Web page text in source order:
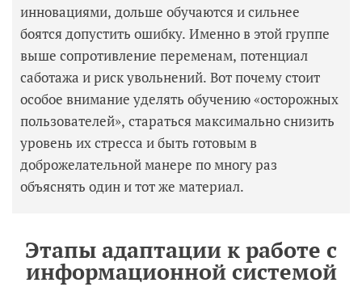
инновациями, дольше обучаются и сильнее
боятся допустить ошибку. Именно в этой группе
выше сопротивление переменам, потенциал
саботажа и риск увольнений. Вот почему стоит
особое внимание уделять обучению «осторожных
пользователей», стараться максимально снизить
уровень их стресса и быть готовым в
доброжелательной манере по многу раз
объяснять один и тот же материал.
Этапы адаптации к работе с
информационной системой